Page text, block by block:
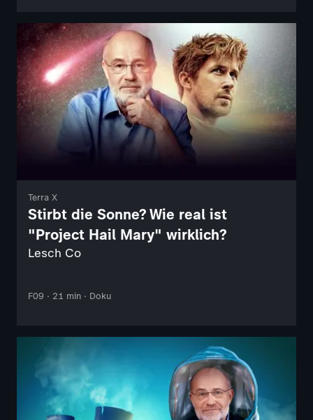
Terra X
Stirbt die Sonne? Wie real ist
"Project Hail Mary" wirklich?
Lesch Co
F09 · 21 min · Doku